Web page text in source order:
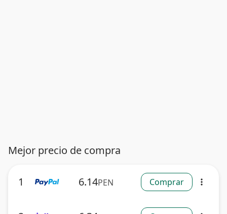
Mejor precio de compra
1 6.14PEN Comprar more_vert